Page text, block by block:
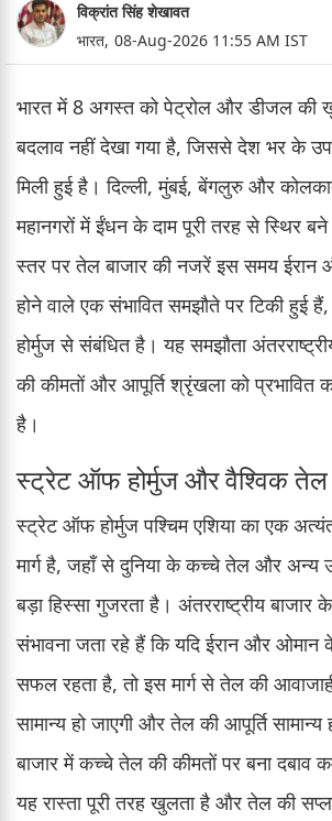
विक्रांत सिंह शेखावत
भारत, 08-Aug-2026 11:55 AM IST
भारत में 8 अगस्त को पेट्रोल और डीजल की
बदलाव नहीं देखा गया है, जिससे देश भर के
मिली हुई है। दिल्ली, मुंबई, बेंगलुरु और
महानगरों में ईंधन के दाम पूरी तरह से स्थिर
स्तर पर तेल बाजार की नजरें इस समय
होने वाले एक संभावित समझौते पर टिकी हुई
होर्मुज से संबंधित है। यह समझौता
की कीमतों और आपूर्ति श्रृंखला को प्रभावित
है।
स्ट्रेट ऑफ होर्मुज और वैश्विक तेल
स्ट्रेट ऑफ होर्मुज पश्चिम एशिया का एक
मार्ग है, जहाँ से दुनिया के कच्चे तेल और अन्य
बड़ा हिस्सा गुजरता है। अंतरराष्ट्रीय बाजार
संभावना जता रहे हैं कि यदि ईरान और ओमान
सफल रहता है, तो इस मार्ग से तेल की
सामान्य हो जाएगी और तेल की आपूर्ति सामान्य
बाजार में कच्चे तेल की कीमतों पर बना दबाव
यह रास्ता पूरी तरह खुलता है और तेल की